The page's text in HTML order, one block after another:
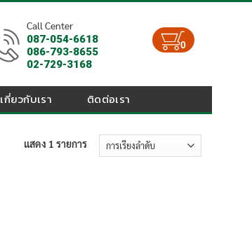
Call Center
087-054-6618
086-793-8655
02-729-3168
0
เกี่ยวกับเรา ติดต่อเรา
แสดง 1 รายการ